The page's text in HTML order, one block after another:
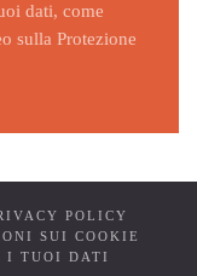
dati, come
sulla Protezione
POLICY
SUI COOKIE
I TUOI DATI